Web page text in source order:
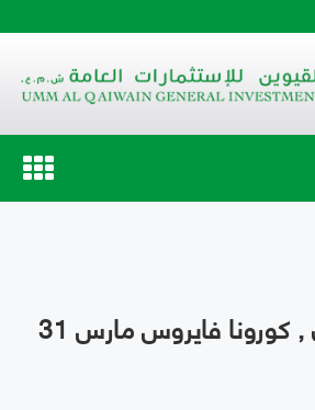
Toggle
navigation
, كورونا فايروس مارس 31